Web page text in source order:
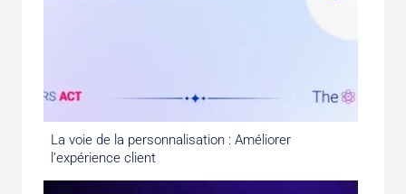
La voie de la personnalisation : Améliorer
l’expérience client